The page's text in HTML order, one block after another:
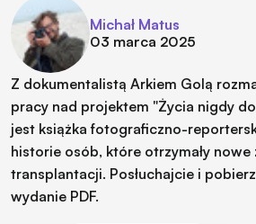
Michał Matus
03 marca 2025
Z dokumentalistą Arkiem Golą
pracy nad projektem "Życia nigdy
jest książka fotograficzno-
historie osób, które otrzymały nowe
transplantacji. Posłuchajcie i
wydanie PDF.